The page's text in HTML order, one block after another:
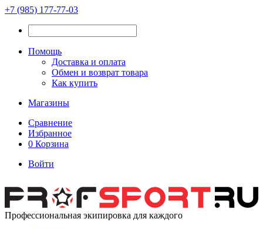
+7 (985) 177-77-03
Помощь
Доставка и оплата
Обмен и возврат товара
Как купить
Магазины
Сравнение
Избранное
0 Корзина
Войти
Профессиональная экипировка для каждого